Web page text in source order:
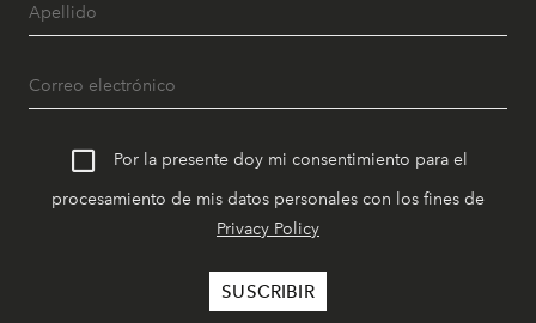
Por la presente doy mi consentimiento para el
procesamiento de mis datos personales con los fines de
Privacy Policy